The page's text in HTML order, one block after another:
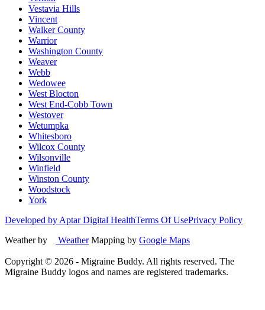
Vestavia Hills
Vincent
Walker County
Warrior
Washington County
Weaver
Webb
Wedowee
West Blocton
West End-Cobb Town
Westover
Wetumpka
Whitesboro
Wilcox County
Wilsonville
Winfield
Winston County
Woodstock
York
Developed by Aptar Digital HealthTerms Of UsePrivacy Policy
Weather by
WeatherMapping by Google Maps
Copyright © 2026 - Migraine Buddy. All rights reserved. The
Migraine Buddy logos and names are registered trademarks.